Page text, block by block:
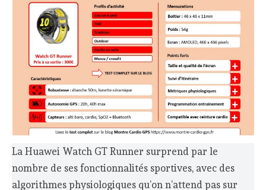
La Huawei Watch GT Runner surprend par le
nombre de ses fonctionnalités sportives, avec des
algorithmes physiologiques qu’on n’attend pas sur